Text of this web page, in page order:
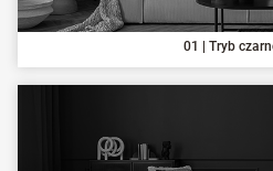
01 | Tryb